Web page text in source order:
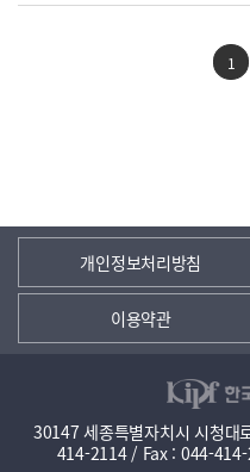
1
개인정보처리방침
이용약관
30147 세종특별자치시 시청대
414-2114 / Fax : 044-